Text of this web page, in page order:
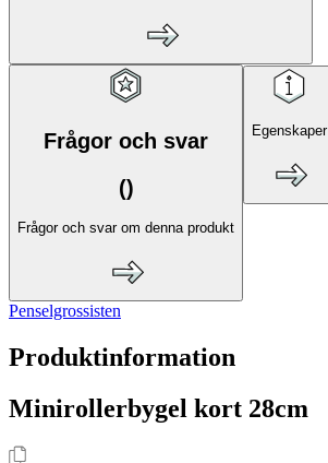
Frågor och svar
()
Frågor och svar om denna produkt
Egenskaper
Penselgrossisten
Produktinformation
Minirollerbygel kort 28cm